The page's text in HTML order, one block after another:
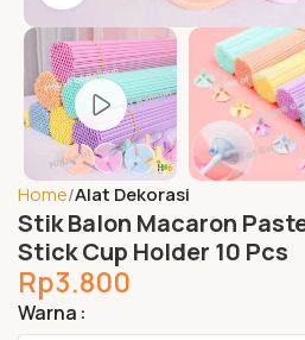
Home Alat Dekorasi
Stik Balon Macaron
Stick Cup Holder 10 Pcs
Rp3.800
Warna